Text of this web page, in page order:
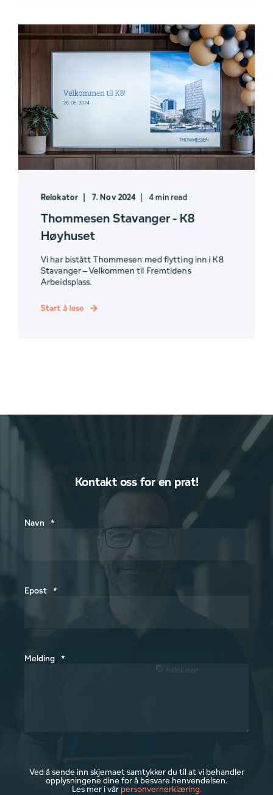
Relokator 7. Nov 2024 4 min read
Thommesen Stavanger - K8
Høyhuset
Vi har bistått Thommesen med flytting inn i K8
Stavanger – Velkommen til Fremtidens
Arbeidsplass.
Start å lese
Kontakt oss for en prat!
Navn *
Epost *
Melding *
Ved å sende inn skjemaet samtykker du til at vi behandler
opplysningene dine for å besvare henvendelsen.
Les mer i vår personvernerklæring.